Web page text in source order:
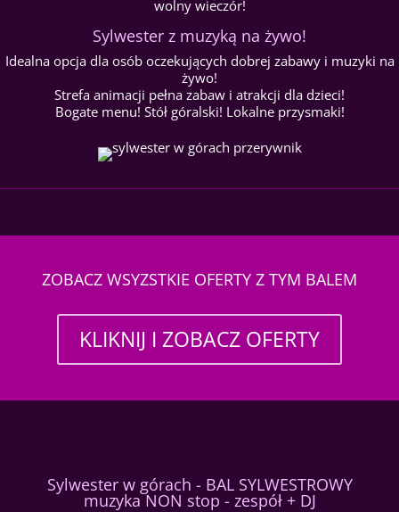
wolny wieczór!
Sylwester z muzyką na żywo!
Idealna opcja dla osób oczekujących dobrej zabawy i muzyki na
żywo!
Strefa animacji pełna zabaw i atrakcji dla dzieci!
Bogate menu! Stół góralski! Lokalne przysmaki!
ZOBACZ WSYZSTKIE OFERTY Z TYM BALEM
KLIKNIJ I ZOBACZ OFERTY
Sylwester w górach - BAL SYLWESTROWY
muzyka NON stop - zespół + DJ